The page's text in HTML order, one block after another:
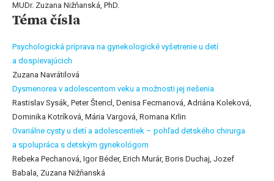
MUDr. Zuzana Nižňanská, PhD.
Téma čísla
Psychologická príprava na gynekologické vyšetrenie u detí
a dospievajúcich
Zuzana Navrátilová
Dysmenorea v adolescentom veku a možnosti jej riešenia
Rastislav Sysák, Peter Štencl, Denisa Fecmanová, Adriána Koleková,
Dominika Kotríková, Mária Vargová, Romana Krlin
Ovariálne cysty u detí a adolescentiek – pohľad detského chirurga
a spolupráca s detským gynekológom
Rebeka Pechanová, Igor Béder, Erich Murár, Boris Duchaj, Jozef
Babala, Zuzana Nižňanská